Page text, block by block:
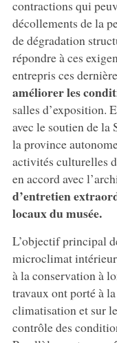
contractions qui
décollements de la
de dégradation
répondre à ces
entrepris ces
améliorer les
salles d’exposition.
avec le soutien de la
la province
activités culturelles
en accord avec
d’entretien
locaux du musée.
L’objectif principal
microclimat
à la conservation à
travaux ont porté à
climatisation et sur
contrôle des